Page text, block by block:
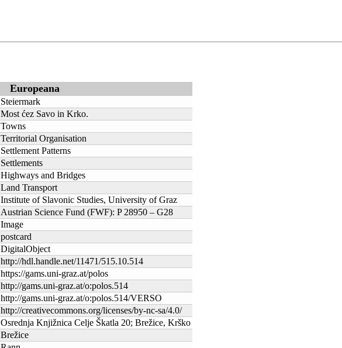
Europeana
Steiermark
Most ćez Savo in Krko.
Towns
Territorial Organisation
Settlement Patterns
Settlements
Highways and Bridges
Land Transport
Institute of Slavonic Studies, University of Graz
Austrian Science Fund (FWF): P 28950 – G28
Image
postcard
DigitalObject
http://hdl.handle.net/11471/515.10.514
https://gams.uni-graz.at/polos
http://gams.uni-graz.at/o:polos.514
http://gams.uni-graz.at/o:polos.514/VERSO
http://creativecommons.org/licenses/by-nc-sa/4.0/
Osrednja Knjižnica Celje Škatla 20; Brežice, Krško
Brežice